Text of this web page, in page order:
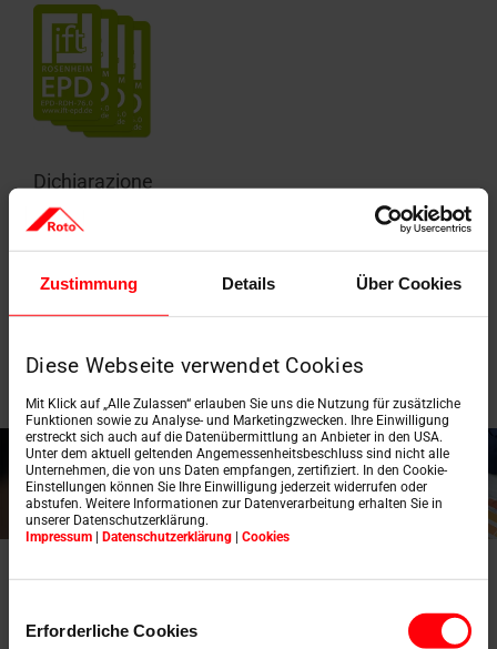
Zustimmung Details Über Cookies
Diese Webseite verwendet Cookies
Mit Klick auf „Alle Zulassen“ erlauben Sie uns die Nutzung für zusätzliche
Funktionen sowie zu Analyse- und Marketingzwecken. Ihre Einwilligung
erstreckt sich auch auf die Datenübermittlung an Anbieter in den USA.
Unter dem aktuell geltenden Angemessenheitsbeschluss sind nicht alle
Unternehmen, die von uns Daten empfangen, zertifiziert. In den Cookie-
Einstellungen können Sie Ihre Einwilligung jederzeit widerrufen oder
abstufen. Weitere Informationen zur Datenverarbeitung erhalten Sie in
unserer Datenschutzerklärung.
Impressum | Datenschutzerklärung | Cookies
Erforderliche Cookies
Dichiarazione
ambientale di
prodotto EPD
più
Dati tecnici della